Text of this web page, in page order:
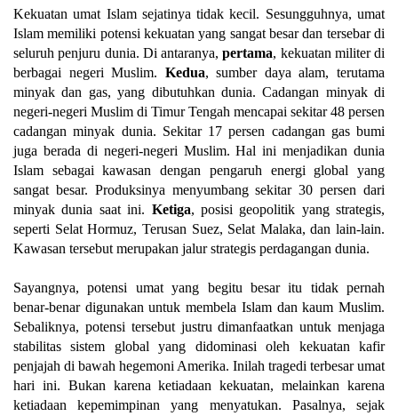
Kekuatan umat Islam sejatinya tidak kecil. Sesungguhnya, umat
Islam memiliki potensi kekuatan yang sangat besar dan tersebar di
seluruh penjuru dunia. Di antaranya,pertama, kekuatan militer di
berbagai negeri Muslim. Kedua, sumber daya alam, terutama
minyak dan gas, yang dibutuhkan dunia. Cadangan minyak di
negeri-negeri Muslim di Timur Tengah mencapai sekitar 48 persen
cadangan minyak dunia. Sekitar 17 persen cadangan gas bumi
juga berada di negeri-negeri Muslim. Hal ini menjadikan dunia
Islam sebagai kawasan dengan pengaruh energi global yang
sangat besar. Produksinya menyumbang sekitar 30 persen dari
minyak dunia saat ini. Ketiga, posisi geopolitik yang strategis,
seperti Selat Hormuz, Terusan Suez, Selat Malaka, dan lain-lain.
Kawasan tersebut merupakan jalur strategis perdagangan dunia.
Sayangnya, potensi umat yang begitu besar itu tidak pernah
benar-benar digunakan untuk membela Islam dan kaum Muslim.
Sebaliknya, potensi tersebut justru dimanfaatkan untuk menjaga
stabilitas sistem global yang didominasi oleh kekuatan kafir
penjajah di bawah hegemoni Amerika. Inilah tragedi terbesar umat
hari ini. Bukan karena ketiadaan kekuatan, melainkan karena
ketiadaan kepemimpinan yang menyatukan. Pasalnya, sejak